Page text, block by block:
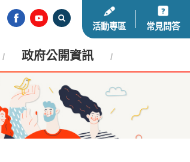
活動專區 常見問答
政府公開資訊